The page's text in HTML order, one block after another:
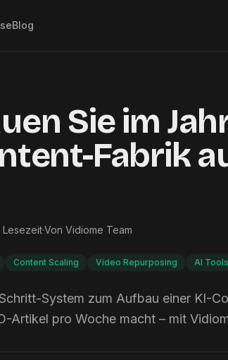
Blog
Sie im
Fabrik
Lesezeit·Von Vidiome Team
Content Scaling Video Repurposing AI
System zum Aufbau einer KI-
Artikel pro Woche macht – mit